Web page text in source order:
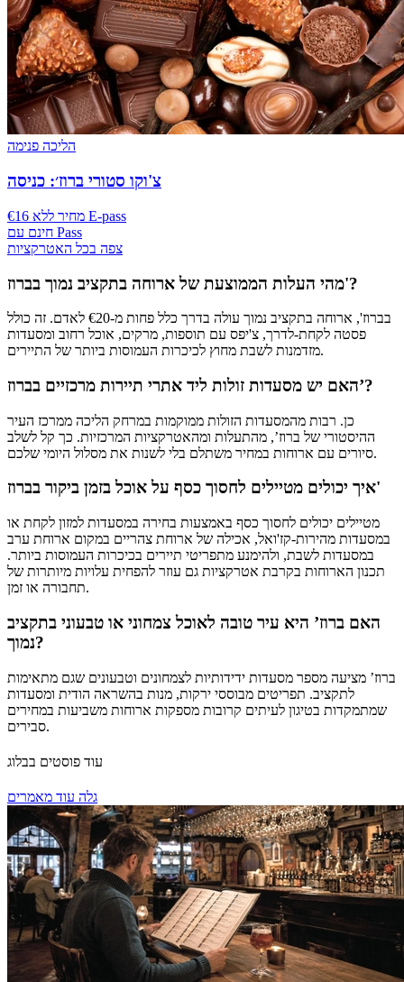
הליכה פנימה
צ'וקו סטורי ברוז׳: כניסה
€16 מחיר ללא E-pass
חינם עם Pass
צפה בכל האטרקציות
מהי העלות הממוצעת של ארוחה בתקציב נמוך בברוז'?
בברוז', ארוחה בתקציב נמוך עולה בדרך כלל פחות מ-€20 לאדם. זה כולל
פסטה לקחת-לדרך, צ'יפס עם תוספות, מרקים, אוכל רחוב ומסעדות
מזדמנות לשבת מחוץ לכיכרות העמוסות ביותר של התיירים.
האם יש מסעדות זולות ליד אתרי תיירות מרכזיים בברוז’?
כן. רבות מהמסעדות הזולות ממוקמות במרחק הליכה ממרכז העיר
ההיסטורי של ברוז’, מהתעלות ומהאטרקציות המרכזיות. כך קל לשלב
סיורים עם ארוחות במחיר משתלם בלי לשנות את מסלול היומי שלכם.
איך יכולים מטיילים לחסוך כסף על אוכל בזמן ביקור בברוז'
מטיילים יכולים לחסוך כסף באמצעות בחירה במסעדות למזון לקחת או
במסעדות מהירות-קז'ואל, אכילה של ארוחת צהריים במקום ארוחת ערב
במסעדות לשבת, ולהימנע מתפריטי תיירים בכיכרות העמוסות ביותר.
תכנון הארוחות בקרבת אטרקציות גם עוזר להפחית עלויות מיותרות של
תחבורה או זמן.
האם ברוז’ היא עיר טובה לאוכל צמחוני או טבעוני בתקציב
נמוך?
ברוז’ מציעה מספר מסעדות ידידותיות לצמחונים וטבעונים שגם מתאימות
לתקציב. תפריטים מבוססי ירקות, מנות בהשראה הודית ומסעדות
שמתמקדות בטיגון לעיתים קרובות מספקות ארוחות משביעות במחירים
סבירים.
עוד פוסטים בבלוג
גלה עוד מאמרים